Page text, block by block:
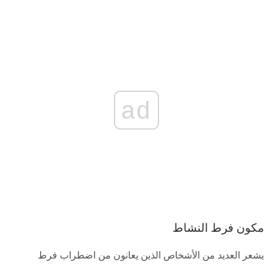
ad
مكون فرط النشاط
يشعر العديد من الأشخاص الذين يعانون من اضطراب فرط